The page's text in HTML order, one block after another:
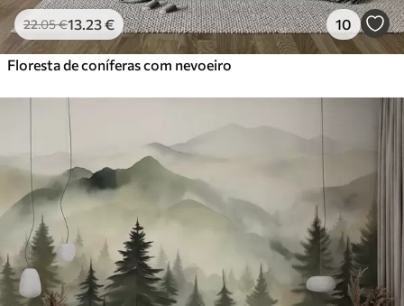
22.05€13 .23€ 10
Floresta de coníferas com nevoeiro